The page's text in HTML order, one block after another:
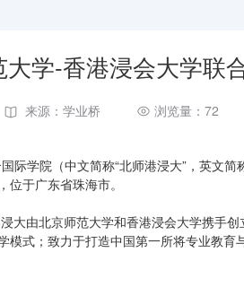
学-香港浸会大学联
来源：学业桥 浏览量：72
际学院（中文简称“北师港浸大”，英文
于广东省珠海市。
大由北京师范大学和香港浸会大学携手
模式；致力于打造中国第一所将专业教